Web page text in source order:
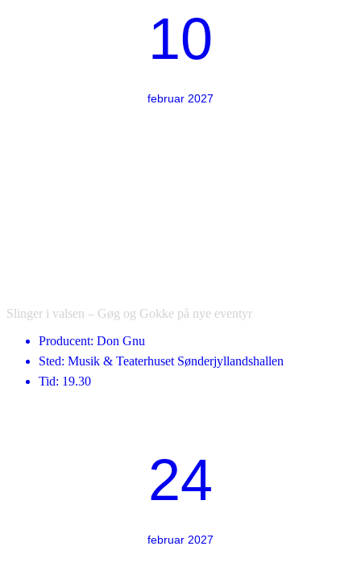
10
februar 2027
Slinger i valsen – Gøg og Gokke på nye eventyr
Producent: Don Gnu
Sted: Musik & Teaterhuset Sønderjyllandshallen
Tid: 19.30
24
februar 2027